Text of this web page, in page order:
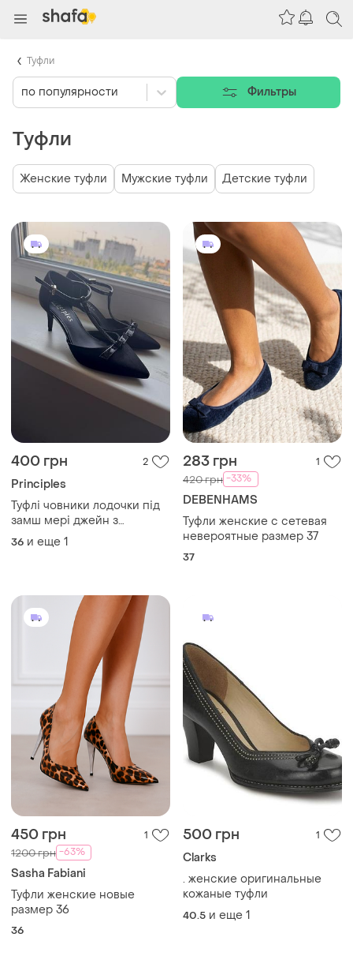
Туфли
по популярности Фильтры
Туфли
Женские туфли Мужские туфли Детские туфли
400 грн 2
Principles
Туфлі човники лодочки під
замш мері джейн з
лаковими ремінцями
бантиками розмір 36
36 и еще 1
283 грн 1
420 грн -33%
DEBENHAMS
Туфли женские с сетевая
невероятные размер 37
37
450 грн 1
1200 грн -63%
Sasha Fabiani
Туфли женские новые
размер 36
36
500 грн 1
Clarks
. женские оригинальные
кожаные туфли
40.5 и еще 1